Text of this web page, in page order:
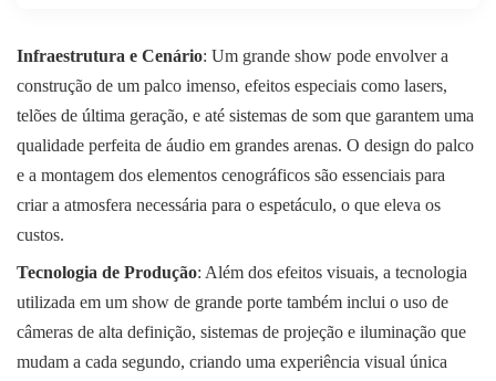
Infraestrutura e Cenário: Um grande show pode envolver a
construção de um palco imenso, efeitos especiais como lasers,
telões de última geração, e até sistemas de som que garantem uma
qualidade perfeita de áudio em grandes arenas. O design do palco
e a montagem dos elementos cenográficos são essenciais para
criar a atmosfera necessária para o espetáculo, o que eleva os
custos.
Tecnologia de Produção: Além dos efeitos visuais, a tecnologia
utilizada em um show de grande porte também inclui o uso de
câmeras de alta definição, sistemas de projeção e iluminação que
mudam a cada segundo, criando uma experiência visual única